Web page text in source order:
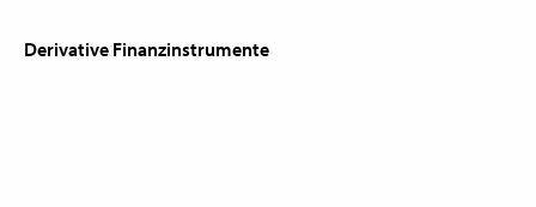
Derivative Finanzinstrumente